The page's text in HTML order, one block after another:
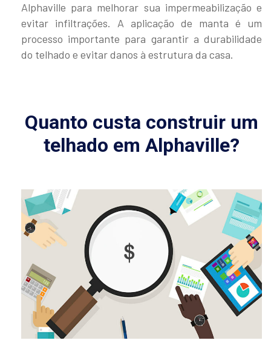
Alphaville para melhorar sua impermeabilização e
evitar infiltrações. A aplicação de manta é um
processo importante para garantir a durabilidade
do telhado e evitar danos à estrutura da casa.
Quanto custa construir um
telhado em Alphaville?